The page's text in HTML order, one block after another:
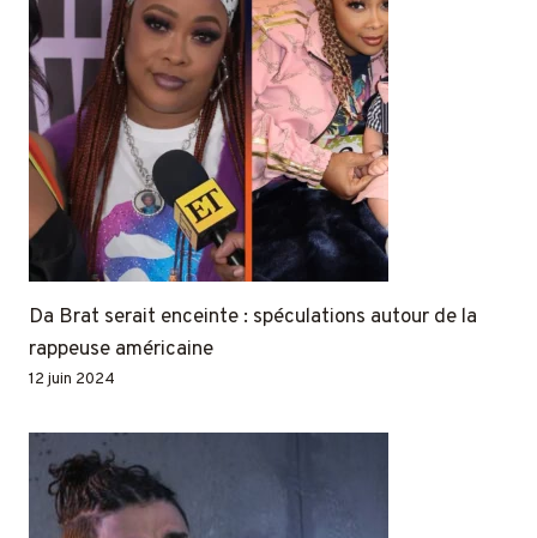
Da Brat serait enceinte : spéculations autour de la
rappeuse américaine
12 juin 2024